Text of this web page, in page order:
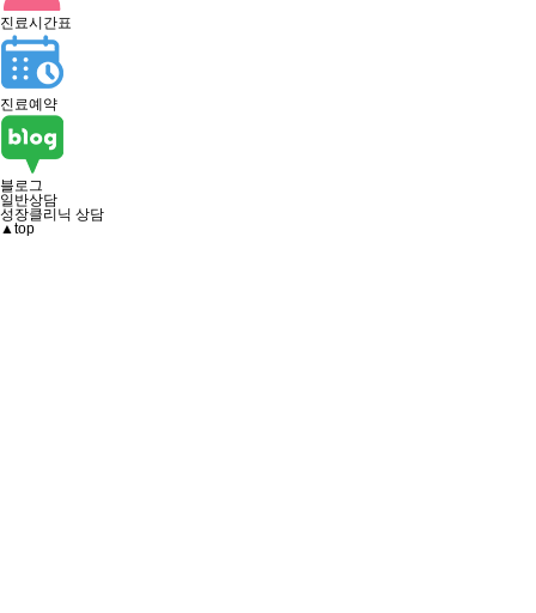
진료시간표
진료예약
블로그
일반상담
성장클리닉 상담
▲top